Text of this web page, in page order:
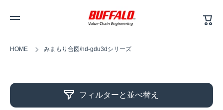
ー
ト
HOME みまもり合図/hd-gdu3dシリーズ
フィルターと並べ替え